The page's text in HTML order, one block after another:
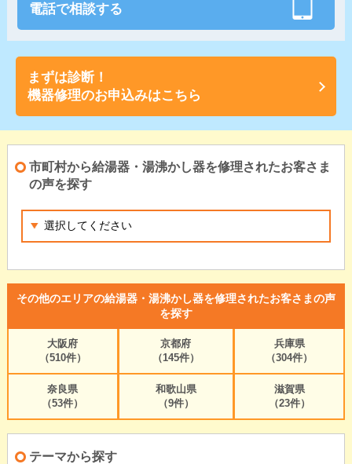
電話で相談する
まずは診断！
機器修理のお申込みはこちら
市町村から給湯器・湯沸かし器を修理されたお客さま
の声を探す
その他のエリアの給湯器・湯沸かし器を修理されたお客さまの声
を探す
大阪府
（510件）
京都府
（145件）
兵庫県
（304件）
奈良県
（53件）
和歌山県
（9件）
滋賀県
（23件）
テーマから探す